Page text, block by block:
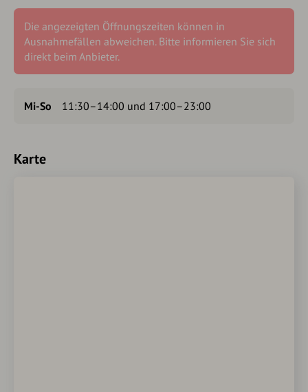
Die angezeigten Öffnungszeiten können in
Ausnahmefällen abweichen. Bitte informieren Sie sich
direkt beim Anbieter.
Mi-So 11:30–14:00 und 17:00–23:00
Karte